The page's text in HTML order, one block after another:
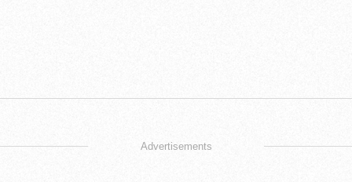
Advertisements